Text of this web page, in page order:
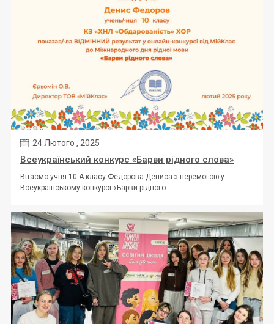
24 Лютого , 2025
Всеукраїнський конкурс «Барви рідного слова»
Вітаємо учня 10-А класу Федорова Дениса з перемогою у
Всеукраїнському конкурсі «Барви рідного ...